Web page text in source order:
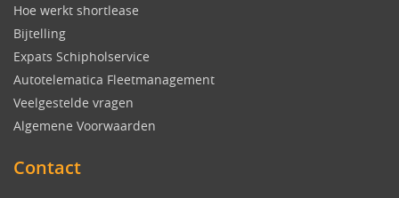
Hoe werkt shortlease
Bijtelling
Expats Schipholservice
Autotelematica Fleetmanagement
Veelgestelde vragen
Algemene Voorwaarden
Contact